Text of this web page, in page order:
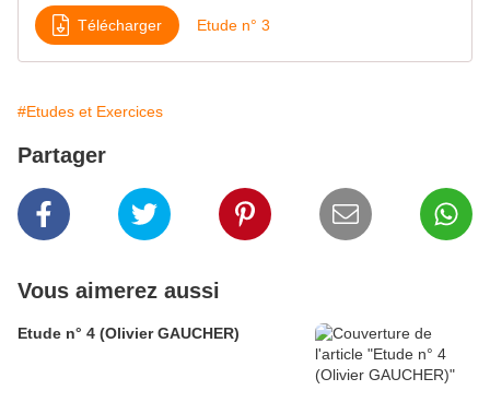
Télécharger Etude n° 3
#Etudes et Exercices
Partager
Vous aimerez aussi
Etude n° 4 (Olivier GAUCHER)